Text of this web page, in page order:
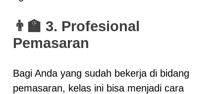
👨‍🏫 3. Profesional
Pemasaran
Bagi Anda yang sudah bekerja di bidang
pemasaran, kelas ini bisa menjadi cara